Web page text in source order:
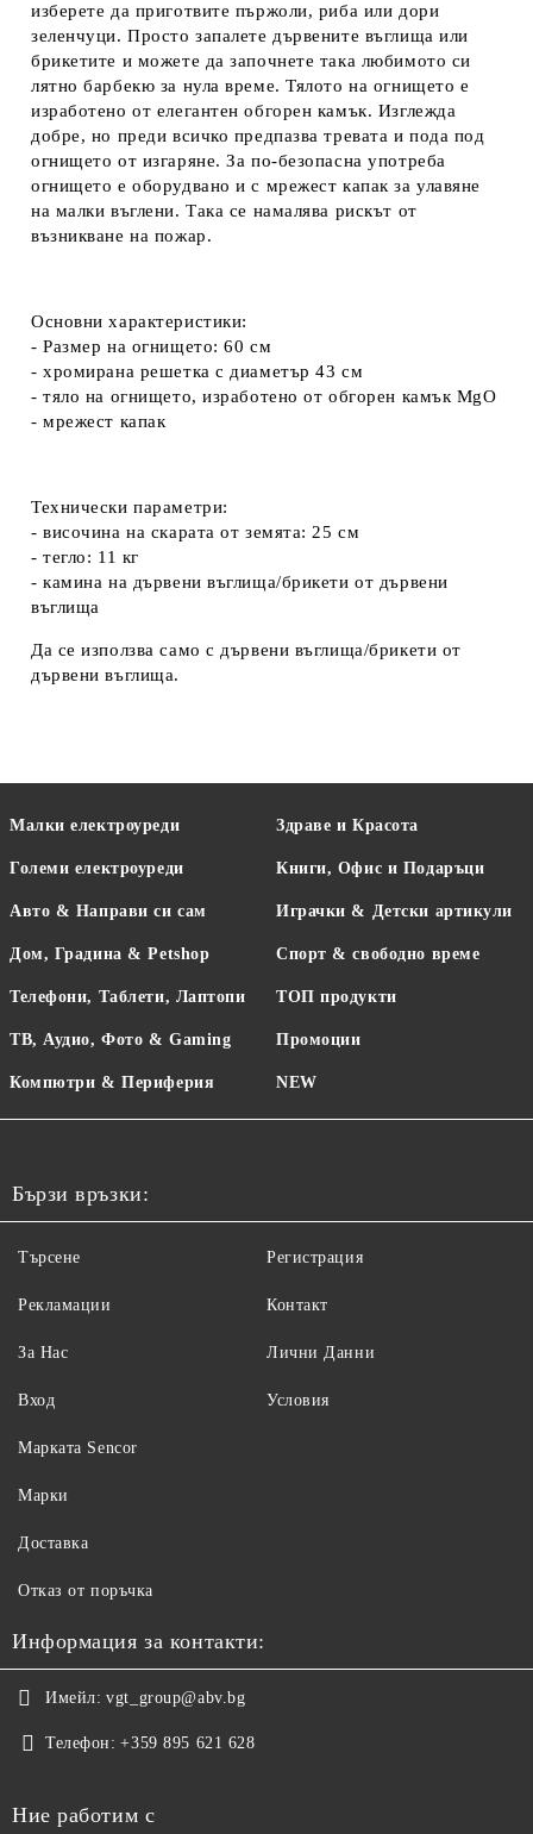
изберете да приготвите пържоли, риба или дори
зеленчуци. Просто запалете дървените въглища или
брикетите и можете да започнете така любимото си
лятно барбекю за нула време. Тялото на огнището е
изработено от елегантен обгорен камък. Изглежда
добре, но преди всичко предпазва тревата и пода под
огнището от изгаряне. За по-безопасна употреба
огнището е оборудвано и с мрежест капак за улавяне
на малки въглени. Така се намалява рискът от
възникване на пожар.
Основни характеристики:
- Размер на огнището: 60 см
- хромирана решетка с диаметър 43 см
- тяло на огнището, изработено от обгорен камък MgO
- мрежест капак
Технически параметри:
- височина на скарата от земята: 25 см
- тегло: 11 кг
- камина на дървени въглища/брикети от дървени
въглища
Да се използва само с дървени въглища/брикети от
дървени въглища.
Малки електроуреди
Големи електроуреди
Авто & Направи си сам
Дом, Градина & Petshop
Телефони, Таблети, Лаптопи
ТВ, Аудио, Фото & Gaming
Компютри & Периферия
Здраве и Красота
Книги, Офис и Подаръци
Играчки & Детски артикули
Спорт & свободно време
ТОП продукти
Промоции
NEW
Бързи връзки:
Търсене
Рекламации
За Нас
Вход
Регистрация
Контакт
Лични Данни
Условия
Maрката Sencor
Марки
Доставка
Отказ от поръчка
Информация за контакти:
Имейл: vgt_group@abv.bg
Телефон: +359 895 621 628
Ние работим с